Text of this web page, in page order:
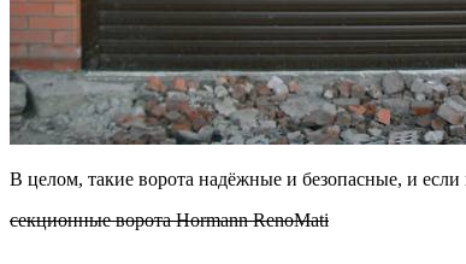
В целом, такие ворота надёжные и безопасные, и
секционные ворота Hormann RenoMati